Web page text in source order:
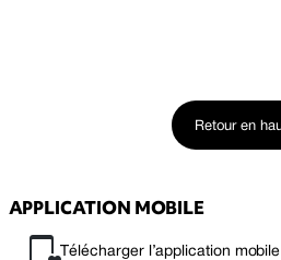
Retour en
APPLICATION MOBILE
Télécharger l’application mobile